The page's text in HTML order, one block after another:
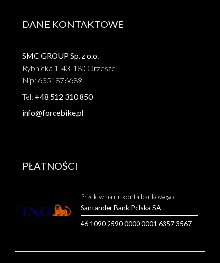
DANE KONTAKTOWE
SMC GROUP Sp. z o.o.
Rybnicka 1, 43-180 Orzesze
Nip: 6351876689
Tel: +48 512 310 850
info@forcebike.pl
PŁATNOŚCI
Przelew na nr konta bankowego:
Santander Bank Polska SA
46 1090 2590 0000 0001 6357 3567